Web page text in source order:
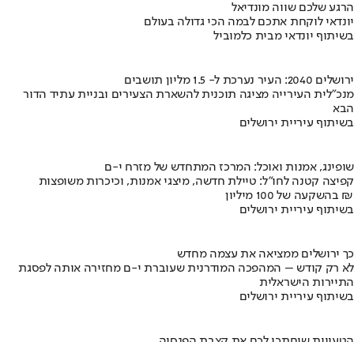
הרגע שלכם שווה מונדיאל
יונדאי לוקחת אתכם לבמה הכי גדולה בעולם
בשיתוף יונדאי מבית כלמוביל
ירושלים 2040: העיר נערכת ל- 1.5 מליון תושבים
מנכ"לית העירייה מציגה תוכנית להשארת הצעירים ובניית עתיד הדור
הבא
בשיתוף עיריית ירושלים
שופינג, אמנות ואוכל: המרכז המתחדש של מזרח י-ם
קפיצה קטנה לחו"ל: טיילת חדשה, מיצגי אמנות, וכיכרות משופצות
בהשקעה של 100 מיליון ₪
בשיתוף עיריית ירושלים
כך ירושלים ממציאה את עצמה מחדש
לא רק קודש – המהפכה המודרנית שעוברת י-ם מחזירה אותה לפסגת
התיירות הישראלית
בשיתוף עיריית ירושלים